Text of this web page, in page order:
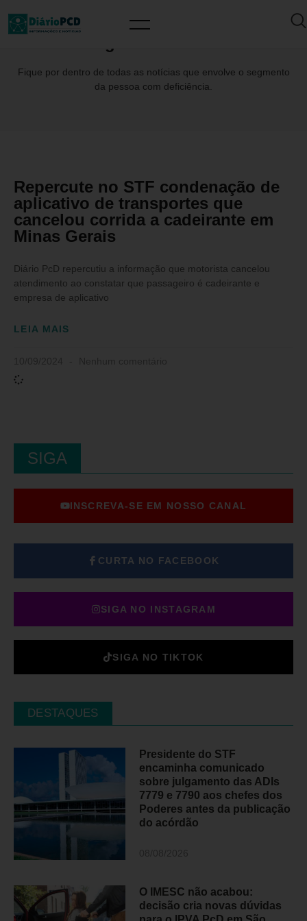
Fique por dentro de todas as notícias que envolve o segmento
da pessoa com deficiência.
Repercute no STF condenação de
aplicativo de transportes que
cancelou corrida a cadeirante em
Minas Gerais
Diário PcD repercutiu a informação que motorista cancelou
atendimento ao constatar que passageiro é cadeirante e
empresa de aplicativo
LEIA MAIS
SIGA
INSCREVA-SE EM NOSSO CANAL
CURTA NO FACEBOOK
SIGA NO INSTAGRAM
SIGA NO TIKTOK
DESTAQUES
Presidente do STF
encaminha comunicado
sobre julgamento das ADIs
7779 e 7790 aos chefes dos
Poderes antes da publicação
do acórdão
O IMESC não acabou:
decisão cria novas dúvidas